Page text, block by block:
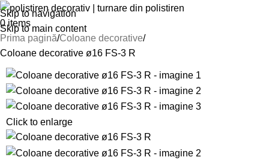
Skip to navigation
Skip to main content
0items
Prima pagină Coloane decorative
Coloane decorative ø16 FS-3 R
Click to enlarge